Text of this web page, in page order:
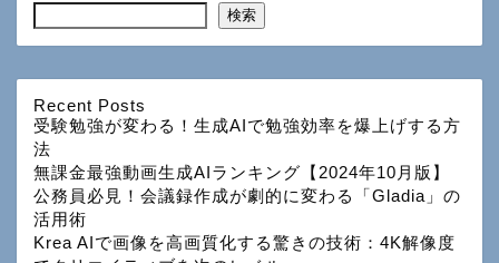
検索
Recent Posts
受験勉強が変わる！生成AIで勉強効率を爆上げする方
法
無課金最強動画生成AIランキング【2024年10月版】
公務員必見！会議録作成が劇的に変わる「Gladia」の
活用術
Krea AIで画像を高画質化する驚きの技術：4K解像度